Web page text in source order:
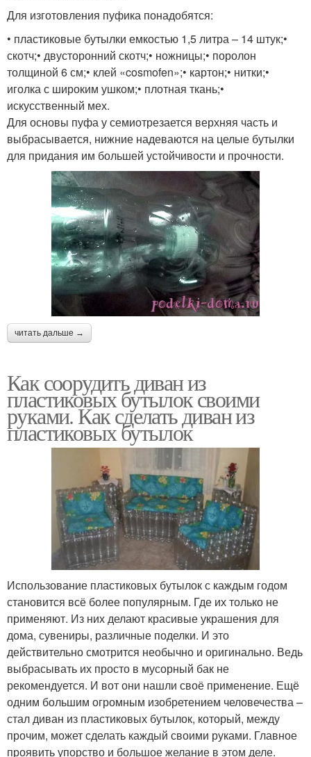
Для изготовления пуфика понадобятся:
• пластиковые бутылки емкостью 1,5 литра – 14 штук;•
скотч;• двусторонний скотч;• ножницы;• поролон
толщиной 6 см;• клей «cosmofen»;• картон;• нитки;•
иголка с широким ушком;• плотная ткань;•
искусственный мех.
Для основы пуфа у семиотрезается верхняя часть и
выбрасывается, нижние надеваются на целые бутылки
для придания им большей устойчивости и прочности.
читать дальше →
Как соорудить диван из
пластиковых бутылок своими
руками. Как сделать диван из
пластиковых бутылок
Использование пластиковых бутылок с каждым годом
становится всё более популярным. Где их только не
применяют. Из них делают красивые украшения для
дома, сувениры, различные поделки. И это
действительно смотрится необычно и оригинально. Ведь
выбрасывать их просто в мусорный бак не
рекомендуется. И вот они нашли своё применение. Ещё
одним большим огромным изобретением человечества –
стал диван из пластиковых бутылок, который, между
прочим, может сделать каждый своими руками. Главное
проявить упорство и большое желание в этом деле.